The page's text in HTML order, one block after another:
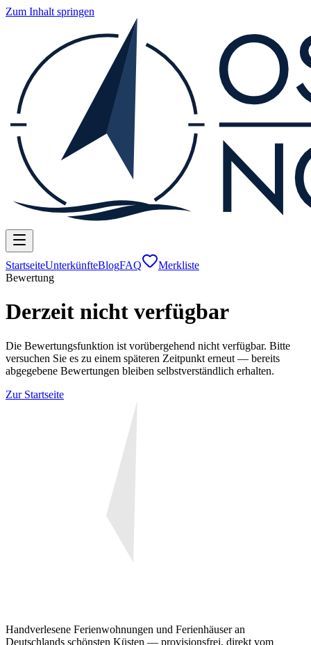
Zum Inhalt springen
StartseiteUnterkünfteBlogFAQ
Merkliste
Bewertung
Derzeit nicht verfügbar
Die Bewertungsfunktion ist vorübergehend nicht verfügbar. Bitte
versuchen Sie es zu einem späteren Zeitpunkt erneut — bereits
abgegebene Bewertungen bleiben selbstverständlich erhalten.
Zur Startseite
Handverlesene Ferienwohnungen und Ferienhäuser an
Deutschlands schönsten Küsten — provisionsfrei, direkt vom